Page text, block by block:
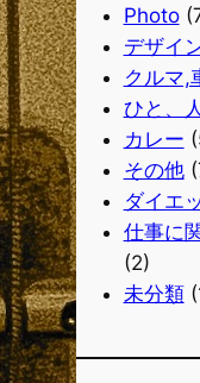
Photo
デザイ
クルマ,
ひと、人
カレー
その他
ダイエ
仕事に
(2)
未分類